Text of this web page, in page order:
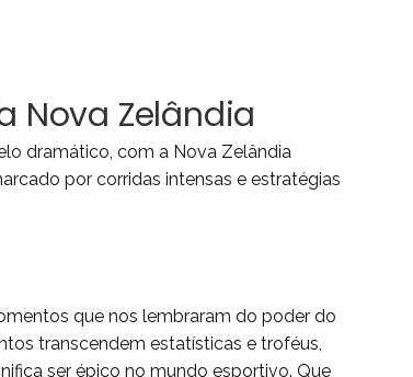
Nova Zelândia
dramático, com a Nova Zelândia
por corridas intensas e estratégias
que nos lembraram do poder do
transcendem estatísticas e troféus,
ser épico no mundo esportivo. Que